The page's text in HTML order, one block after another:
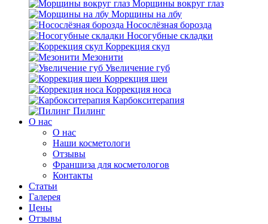
Морщины вокруг глаз
Морщины на лбу
Носослёзная борозда
Носогубные складки
Коррекция скул
Мезонити
Увеличение губ
Коррекция шеи
Коррекция носа
Карбокситерапия
Пилинг
O нас
O нас
Наши косметологи
Отзывы
Франшиза для косметологов
Контакты
Статьи
Галерея
Цены
Отзывы